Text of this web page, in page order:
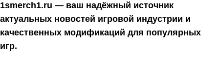
1smerch1.ru — ваш надёжный источник
актуальных новостей игровой индустрии и
качественных модификаций для популярных
игр.